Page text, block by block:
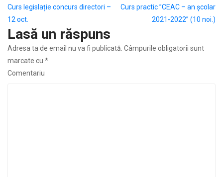
Navigare
în
articole
Curs legislație concurs directori –
12 oct.
Curs practic ”CEAC – an școlar
2021-2022” (10 noi.)
Lasă un răspuns
Adresa ta de email nu va fi publicată. Câmpurile obligatorii sunt
marcate cu *
Comentariu